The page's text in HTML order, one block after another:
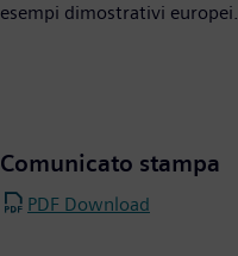
esempi dimostrativi europei.
Comunicato stampa
PDF Download